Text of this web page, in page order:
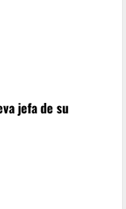
jefa de su